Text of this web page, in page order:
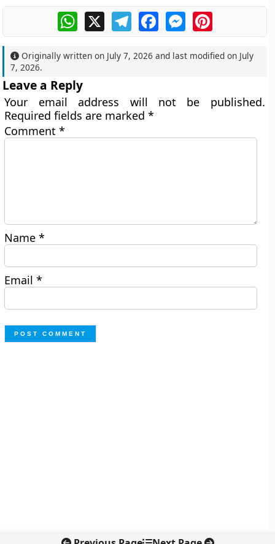
WhatsApp
X TelegramFacebookMessengerPinterest
Originally written on July 7, 2026 and last modified on July
7, 2026.
Leave a Reply
Your email address will not be published.
Required fields are marked*
Comment*
Name*
Email*